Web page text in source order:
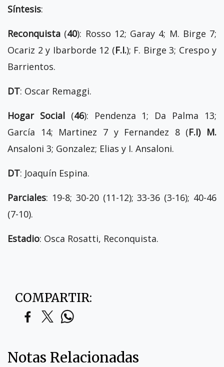
Síntesis:
Reconquista (40): Rosso 12; Garay 4; M. Birge 7;
Ocariz 2 y Ibarborde 12 (F.I.); F. Birge 3; Crespo y
Barrientos.
DT: Oscar Remaggi.
Hogar Social (46): Pendenza 1; Da Palma 13;
García 14; Martinez 7 y Fernandez 8 (F.I) M.
Ansaloni 3; Gonzalez; Elias y I. Ansaloni.
DT: Joaquín Espina.
Parciales: 19-8; 30-20 (11-12); 33-36 (3-16); 40-46
(7-10).
Estadio: Osca Rosatti, Reconquista.
COMPARTIR:
Notas Relacionadas